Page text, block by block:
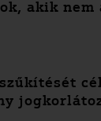
akik nem